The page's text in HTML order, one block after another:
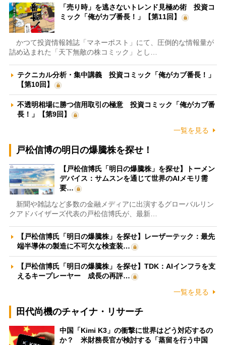
「売り時」を逃さないトレンド見極め術 投資コ
ミック「俺がカブ番長！」【第11回】
かつて投資情報雑誌「マネーポスト」にて、圧倒的な情報量が
詰め込まれた「天下無敵の株コミック」とし…
テクニカル分析・集中講義 投資コミック「俺がカブ番長！」
【第10回】
不透明相場に勝つ信用取引の極意 投資コミック「俺がカブ番
長！」【第9回】
一覧を見る
戸松信博の明日の爆騰株を探せ！
【戸松信博氏「明日の爆騰株」を探せ】トーメン
デバイス：サムスンを通じて世界のAIメモリ需
要…
新聞や雑誌など多数の金融メディアに出演するグローバルリン
クアドバイザーズ代表の戸松信博氏が、最新…
【戸松信博氏「明日の爆騰株」を探せ】レーザーテック：最先
端半導体の製造に不可欠な検査装…
【戸松信博氏「明日の爆騰株」を探せ】TDK：AIインフラを支
えるキープレーヤー 成長の再評…
一覧を見る
田代尚機のチャイナ・リサーチ
中国「Kimi K3」の衝撃に世界はどう対応するの
か？ 米財務長官が検討する「蒸留を行う中国